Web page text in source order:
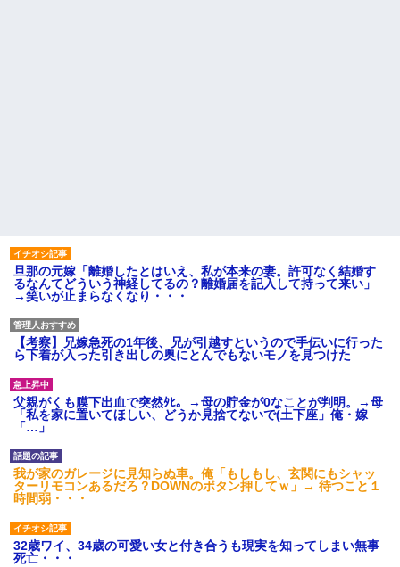
旦那の元嫁「離婚したとはいえ、私が本来の妻。許可なく結婚す
るなんてどういう神経してるの？離婚届を記入して持って来い」
→笑いが止まらなくなり・・・
【考察】兄嫁急死の1年後、兄が引越すというので手伝いに行った
ら下着が入った引き出しの奥にとんでもないモノを見つけた
父親がくも膜下出血で突然ﾀﾋ。→母の貯金が0なことが判明。→母
「私を家に置いてほしい、どうか見捨てないで(土下座」俺・嫁
「…」
我が家のガレージに見知らぬ車。俺「もしもし、玄関にもシャッ
ターリモコンあるだろ？DOWNのボタン押してｗ」→ 待つこと１
時間弱・・・
32歳ワイ、34歳の可愛い女と付き合うも現実を知ってしまい無事
死亡・・・